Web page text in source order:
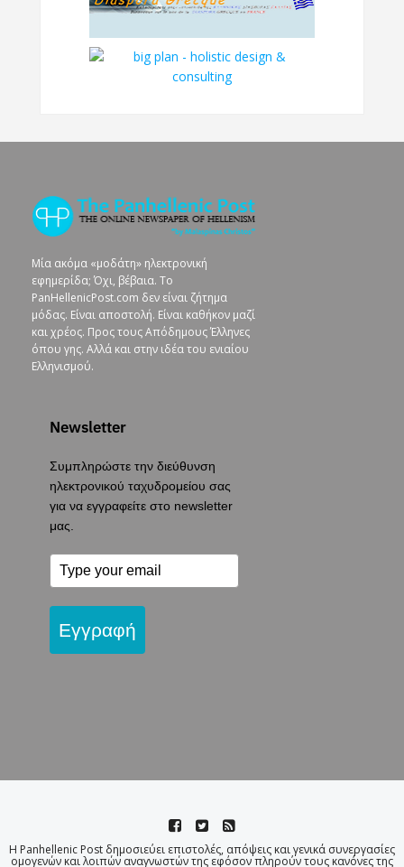
Μία ακόμα «μοδάτη» ηλεκτρονική
εφημερίδα; Όχι, βέβαια. To
PanHellenicPost.com δεν είναι ζήτημα
μόδας. Είναι αποστολή. Είναι καθήκον μαζί
και χρέος. Προς τους Απόδημους Έλληνες
όπου γης. Αλλά και στην ιδέα του ενιαίου
Ελληνισμού.
Newsletter
Συμπληρώστε την διεύθυνση
ηλεκτρονικού ταχυδρομείου σας
για να εγγραφείτε στο newsletter
μας.
Εγγραφή
Η Panhellenic Post δημοσιεύει επιστολές, απόψεις και γενικά συνεργασίες
ομογενών και λοιπών αναγνωστών της εφόσον πληρούν τους κανόνες της